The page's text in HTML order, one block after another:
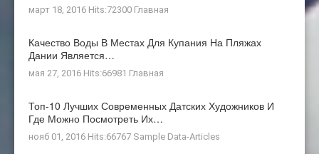
март 18, 2016 Hits:72300 Главная
Качество Воды В Местах Для Купания На Пляжах
Дании Является…
мая 27, 2016 Hits:66981 Главная
Топ-10 Лучших Современных Датских Художников И
Где Можно Посмотреть Их…
нояб 01, 2016 Hits:66767 Sample Data-Articles